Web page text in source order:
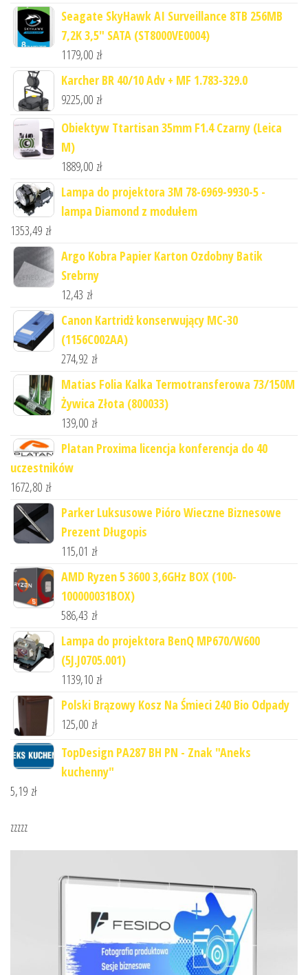
Seagate SkyHawk AI Surveillance 8TB 256MB
7,2K 3,5" SATA (ST8000VE0004)
1179,00 zł
Karcher BR 40/10 Adv + MF 1.783-329.0
9225,00 zł
Obiektyw Ttartisan 35mm F1.4 Czarny (Leica
M)
1889,00 zł
Lampa do projektora 3M 78-6969-9930-5 -
lampa Diamond z modułem
1353,49 zł
Argo Kobra Papier Karton Ozdobny Batik
Srebrny
12,43 zł
Canon Kartridż konserwujący MC-30
(1156C002AA)
274,92 zł
Matias Folia Kalka Termotransferowa 73/150M
Żywica Złota (800033)
139,00 zł
Platan Proxima licencja konferencja do 40
uczestników
1672,80 zł
Parker Luksusowe Pióro Wieczne Biznesowe
Prezent Długopis
115,01 zł
AMD Ryzen 5 3600 3,6GHz BOX (100-
100000031BOX)
586,43 zł
Lampa do projektora BenQ MP670/W600
(5J.J0705.001)
1139,10 zł
Polski Brązowy Kosz Na Śmieci 240 Bio Odpady
125,00 zł
TopDesign PA287 BH PN - Znak "Aneks
kuchenny"
5,19 zł
zzzzz